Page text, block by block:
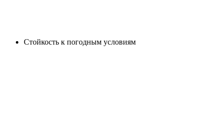
Cтойкость к погодным условиям